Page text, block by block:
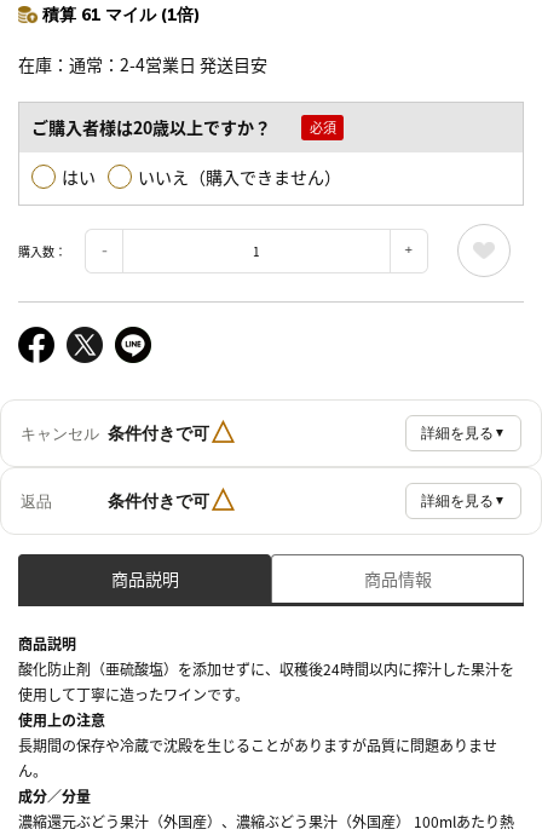
積算 61 マイル (1倍)
在庫 通常：2-4営業日 発送目安
ご購入者様は20歳以上ですか？
はい いいえ（購入できません）
購入数：
キャンセル 条件付きで可△ 詳細を見る ▼
返品 条件付きで可△ 詳細を見る ▼
商品説明 商品情報
商品説明
酸化防止剤（亜硫酸塩）を添加せずに、収穫後24時間以内に搾汁した果汁を
使用して丁寧に造ったワインです。
使用上の注意
長期間の保存や冷蔵で沈殿を生じることがありますが品質に問題ありませ
ん。
成分／分量
濃縮還元ぶどう果汁（外国産）、濃縮ぶどう果汁（外国産） 100mlあたり熱